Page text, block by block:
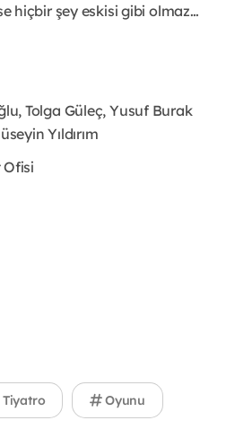
hiçbir şey eskisi gibi olmaz…
Tolga Güleç, Yusuf Burak
Yıldırım
Tiyatro Oyunu